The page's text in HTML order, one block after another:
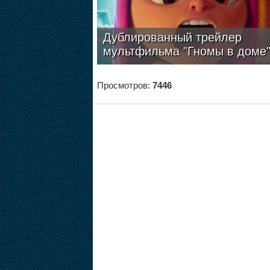
Дублированный трейлер
мультфильма "Гномы в доме"
Просмотров: 7446